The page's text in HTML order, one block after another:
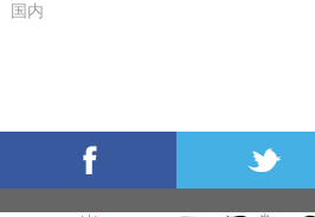
国内